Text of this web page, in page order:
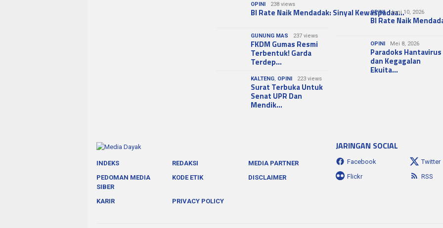
OPINI 238 views
BI Rate Naik Mendadak: Sinyal Kewaspadaa…
GUNUNG MAS 237 views
FKDM Gumas Resmi
Terbentuk! Garda
Terdep…
KALTENG OPINI 223 views
Surat Terbuka Untuk
Senat UPR Dan
Mendik…
OPINI Juni 10, 2026
BI Rate Naik
OPINI Mei 8, 2026
Paradoks Hantavirus
dan Kegagalan
Ekuita…
INDEKS REDAKSI
MEDIA PARTNER
PEDOMAN MEDIA
SIBER
KODE ETIK DISCLAIMER
KARIR PRIVACY POLICY
JARINGAN SOCIAL
Facebook Twitter
Flickr
RSS